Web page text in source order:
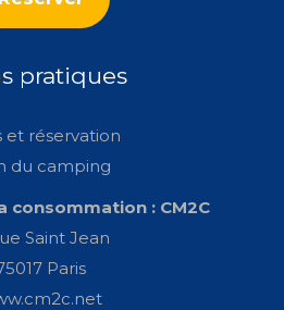
pratiques
et réservation
du camping
consommation : CM2C
Saint Jean
Paris